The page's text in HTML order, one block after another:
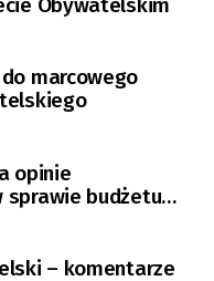
marcowego
opinie
sprawie budżetu
– komentarze